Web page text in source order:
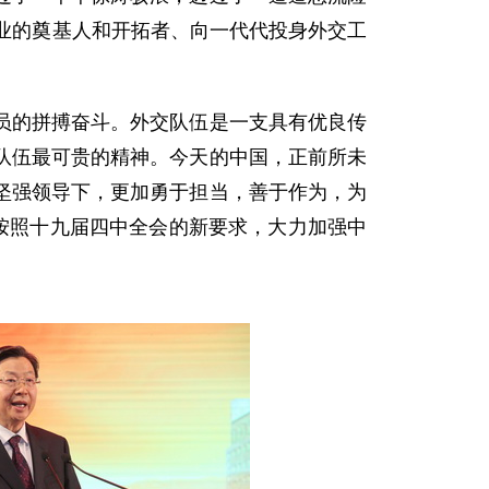
奠基人和开拓者、向一代代投身外交工
拼搏奋斗。外交队伍是一支具有优良传
最可贵的精神。今天的中国，正前所未
领导下，更加勇于担当，善于作为，为
十九届四中全会的新要求，大力加强中